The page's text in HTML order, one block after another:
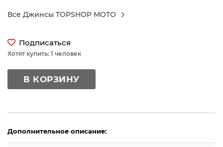
Все Джинсы TOPSHOP MOTO
Подписаться
Хотят купить: 1 человек
В КОРЗИНУ
Дополнительное описание: